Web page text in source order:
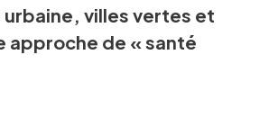
villes vertes et
approche de « santé